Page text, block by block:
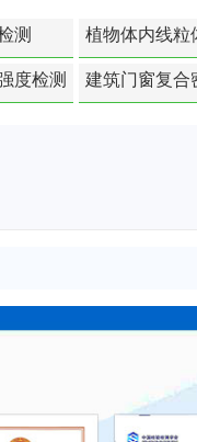
测
植物体内线粒
白活
度检测
建筑门窗复合